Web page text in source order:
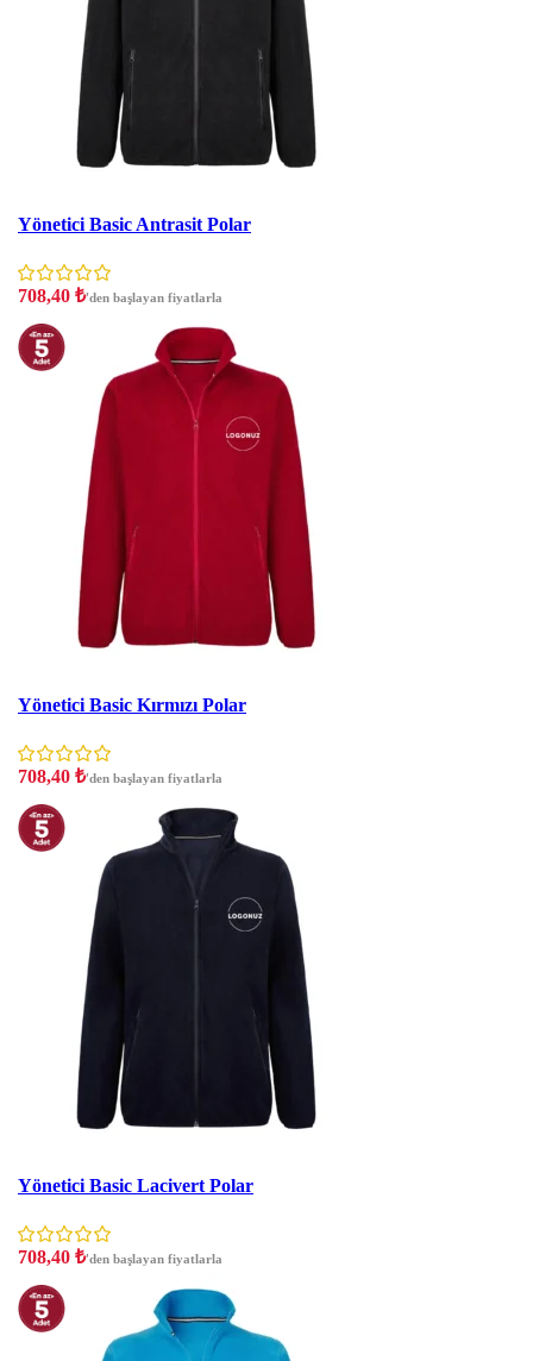
Yönetici Basic Antrasit Polar
708,40 ₺'den başlayan fiyatlarla
Yönetici Basic Kırmızı Polar
708,40 ₺'den başlayan fiyatlarla
Yönetici Basic Lacivert Polar
708,40 ₺'den başlayan fiyatlarla